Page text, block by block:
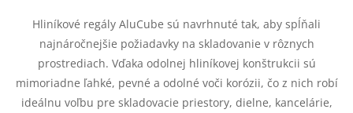
Hliníkové regály AluCube sú navrhnuté tak, aby spĺňali
najnáročnejšie požiadavky na skladovanie v rôznych
prostrediach. Vďaka odolnej hliníkovej konštrukcii sú
mimoriadne ľahké, pevné a odolné voči korózii, čo z nich robí
ideálnu voľbu pre skladovacie priestory, dielne, kancelárie,